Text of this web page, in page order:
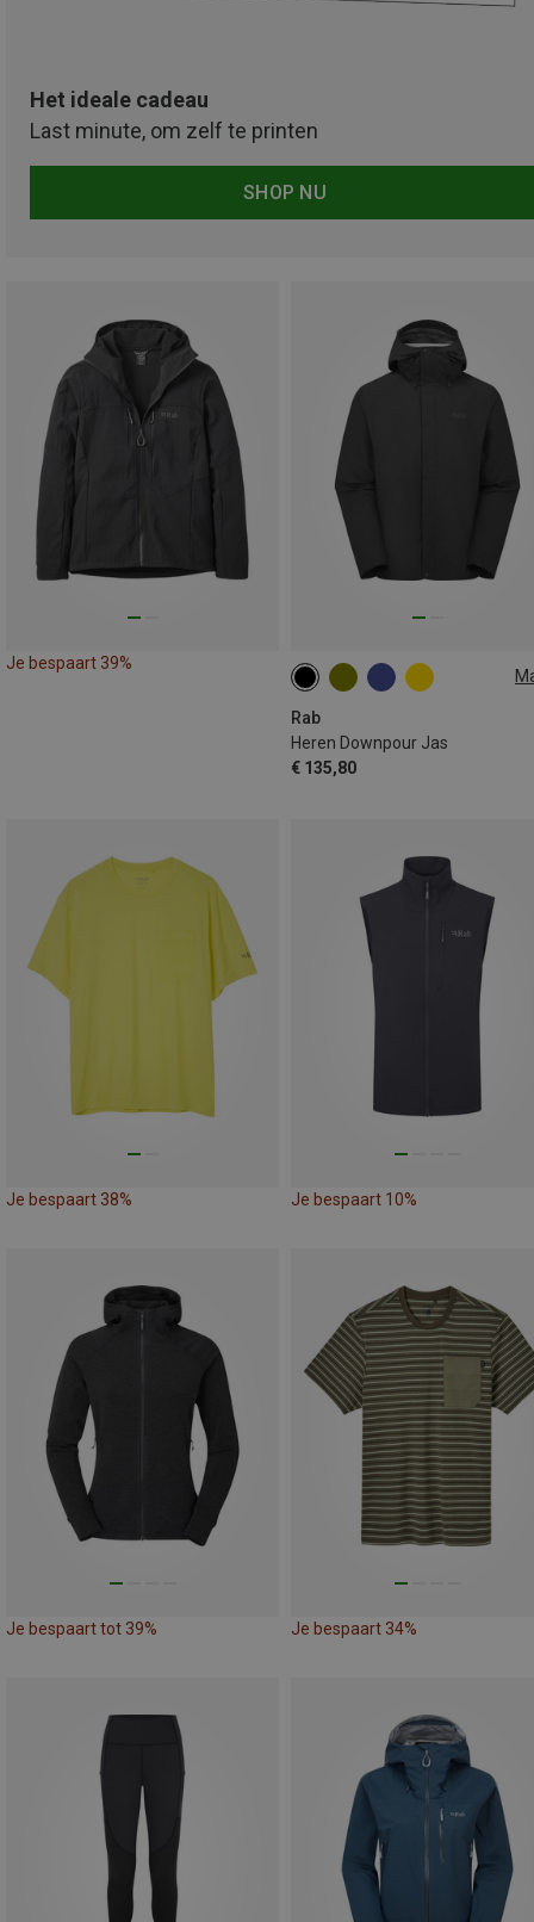
Het ideale cadeau
Last minute, om zelf te printen
SHOP NU
Je bespaart 39%
Rab
Heren Downpour Jas
€ 135,80
S M XL
Je bespaart 38% Je bespaart 10%
Je bespaart tot 39% Je bespaart 34%